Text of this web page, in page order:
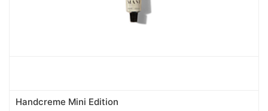
Handcreme Mini Edition